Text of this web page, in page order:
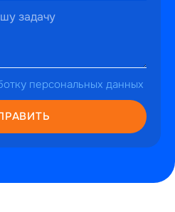
персональных данных